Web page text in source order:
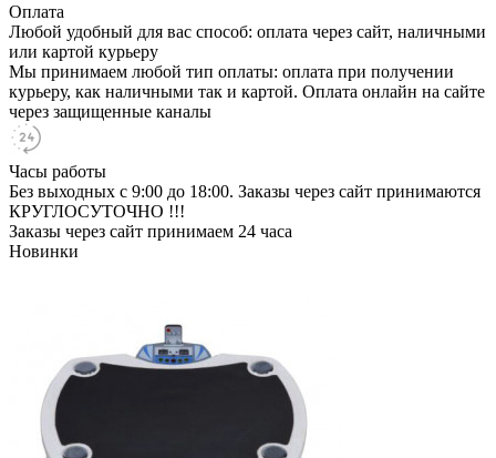
Оплата
Любой удобный для вас способ: оплата через сайт, наличными
или картой курьеру
Мы принимаем любой тип оплаты: оплата при получении
курьеру, как наличными так и картой. Оплата онлайн на сайте
через защищенные каналы
Часы работы
Без выходных с 9:00 до 18:00. Заказы через сайт принимаются
КРУГЛОСУТОЧНО !!!
Заказы через сайт принимаем 24 часа
Новинки